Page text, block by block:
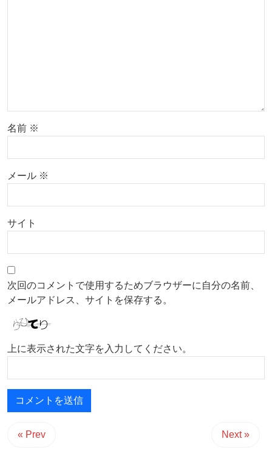
名前 ※
メール ※
サイト
次回のコメントで使用するためブラウザーに自分の名前、
メールアドレス、サイトを保存する。
上に表示された文字を入力してください。
« Prev Next »